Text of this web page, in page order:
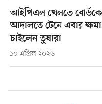
আইপিএল খেলতে বোর্ডকে
আদালতে টেনে এবার ক্ষমা
চাইলেন তুষারা
১০ এপ্রিল ২০২৬